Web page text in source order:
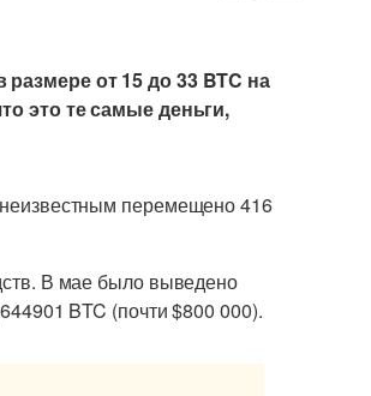
от 15 до 33 BTC на
это те самые деньги,
перемещено 416
В мае было выведено
BTC (почти $800 000).